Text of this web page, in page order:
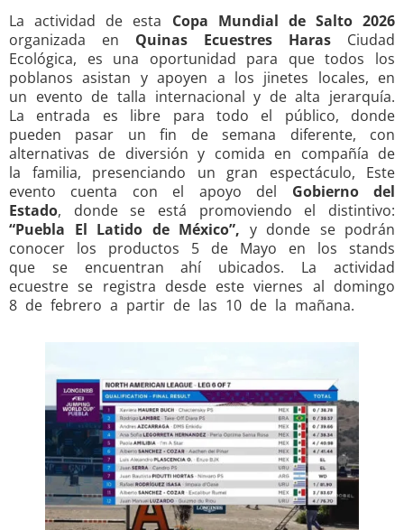
La actividad de esta Copa Mundial de Salto 2026
organizada en Quinas Ecuestres Haras Ciudad
Ecológica, es una oportunidad para que todos los
poblanos asistan y apoyen a los jinetes locales, en
un evento de talla internacional y de alta jerarquía.
La entrada es libre para todo el público, donde
pueden pasar un fin de semana diferente, con
alternativas de diversión y comida en compañía de
la familia, presenciando un gran espectáculo, Este
evento cuenta con el apoyo del Gobierno del
Estado, donde se está promoviendo el distintivo:
“Puebla El Latido de México”, y donde se podrán
conocer los productos 5 de Mayo en los stands
que se encuentran ahí ubicados. La actividad
ecuestre se registra desde este viernes al domingo
8 de febrero a partir de las 10 de la mañana.